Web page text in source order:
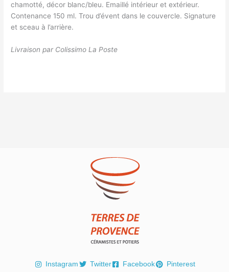
chamotté, décor blanc/bleu. Emaillé intérieur et extérieur.
Contenance 150 ml. Trou d’évent dans le couvercle. Signature
et sceau à l’arrière.
Livraison par Colissimo La Poste
Instagram Twitter Facebook Pinterest